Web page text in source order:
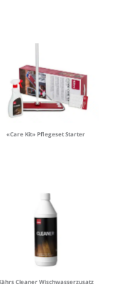
«Care Kit» Pflegeset Starter
Cleaner Wischwasserzusatz